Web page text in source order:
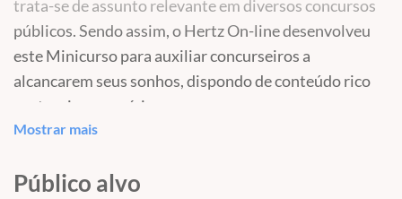
trata-se de assunto relevante em diversos concursos
públicos. Sendo assim, o Hertz On-line desenvolveu
este Minicurso para auxiliar concurseiros a
alcancarem seus sonhos, dispondo de conteúdo rico
em teoria e exercícios.
Ética e Moral;
Mostrar mais
Público alvo